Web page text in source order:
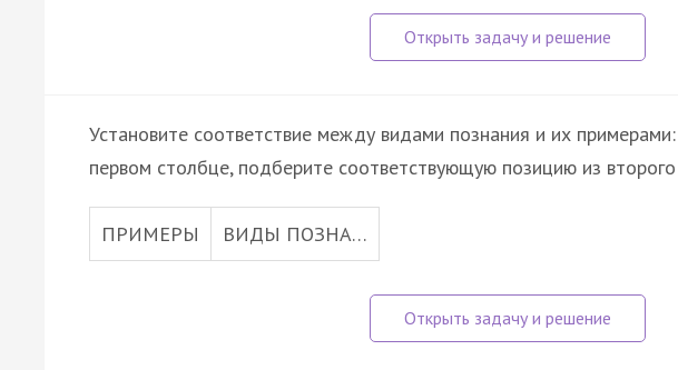
Установите соответствие между видами познания и их
первом столбце, подберите соответствующую позицию из
ПРИМЕРЫ ВИДЫ ПОЗНА…